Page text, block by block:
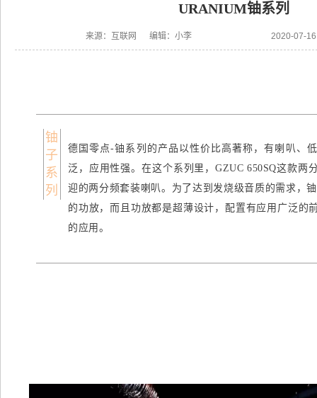
URANIUM铀系列
来源：互联网 编辑：小李 2020-07-
铀
子
系
列
德国零点-铀系列的产品以性价比高著称，有喇叭、
泛，应用性强。在这个系列里，GZUC 650SQ这款两
迎的两分频套装喇叭。为了达到发烧级音质的需求，
的功放，而且功放都是超薄设计，配置有应用广泛的
的应用。